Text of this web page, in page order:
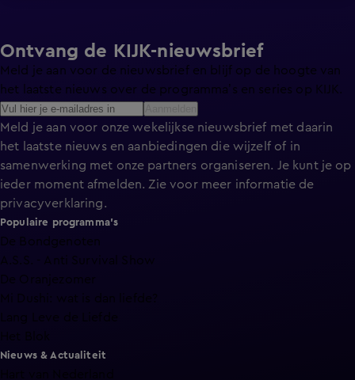
Ontvang de KIJK-nieuwsbrief
Meld je aan voor de nieuwsbrief en blijf op de hoogte van
het laatste nieuws over de programma’s en series op KIJK.
Meld je aan voor onze wekelijkse nieuwsbrief met daarin
het laatste nieuws en aanbiedingen die wijzelf of in
samenwerking met onze partners organiseren. Je kunt je op
ieder moment afmelden. Zie voor meer informatie de
privacyverklaring.
Populaire programma's
De Bondgenoten
A.S.S. - Anti Survival Show
De Oranjezomer
Mi Dushi: wat is dan liefde?
Nieuws & Actualiteit